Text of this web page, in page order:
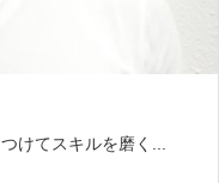
けてスキルを磨く...